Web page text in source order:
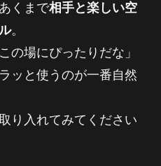
くまで相手と楽しい空
。
の場にぴったりだな」
ッと使うのが一番自然
り入れてみてください